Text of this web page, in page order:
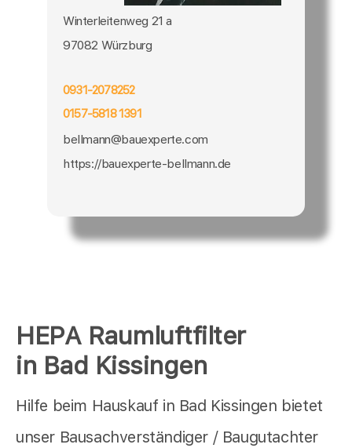
HEPA Raumluftfilter
in Bad Kissingen
Hilfe beim Hauskauf in Bad Kissingen bietet
unser Bausachverständiger / Baugutachter
Winterleitenweg 21 a
97082 Würzburg
0931-2078252
0157-5818 1391
bellmann@bauexperte.com
https://bauexperte-bellmann.de